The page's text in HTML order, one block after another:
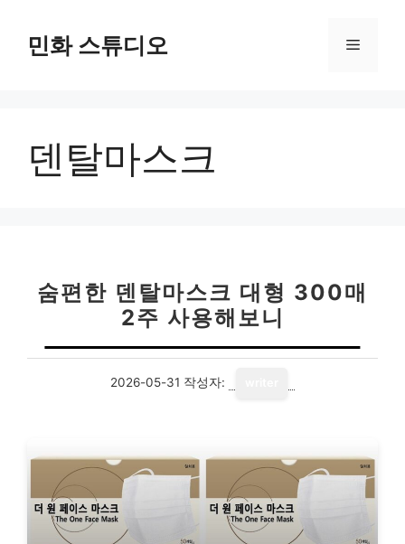
민화 스튜디오 메
덴탈마스크
숨편한 덴탈마스크 대형 300매
2주 사용해보니
2026-05-31 작성자: